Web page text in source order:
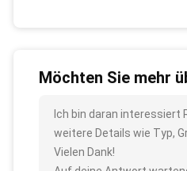
Möchten Sie mehr
Ich bin daran
weitere Details wie Typ,
Vielen Dank!